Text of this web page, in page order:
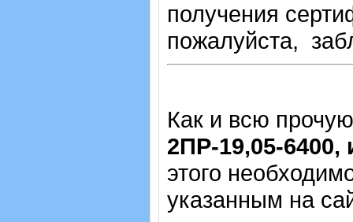
получения
пожалуйста,
Как и всю
2ПР-19,05-6400,
этого
указанным на